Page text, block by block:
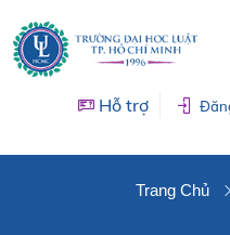
Hỗ trợ
Trang Chủ